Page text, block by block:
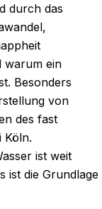
durch das
warum ein
Besonders
von
des fast
Köln.
ist weit
ist die Grundlage